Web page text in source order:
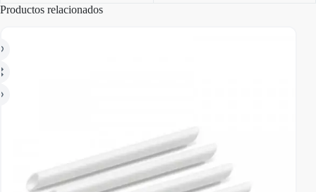
Productos relacionados